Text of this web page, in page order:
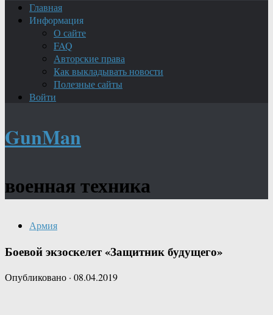
Главная
Информация
О сайте
FAQ
Авторские права
Как выкладывать новости
Полезные сайты
Войти
GunMan
военная техника
Армия
Боевой экзоскелет «Защитник будущего»
Опубликовано · 08.04.2019